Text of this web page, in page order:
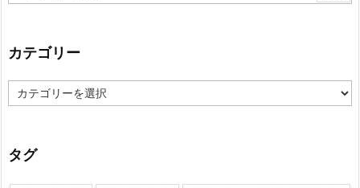
カテゴリー
テ
ー
タグ